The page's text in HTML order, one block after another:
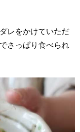
レをかけていただ
さっぱり食べられ